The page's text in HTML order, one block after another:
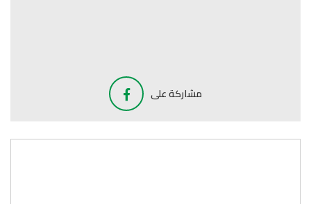
مشاركة على